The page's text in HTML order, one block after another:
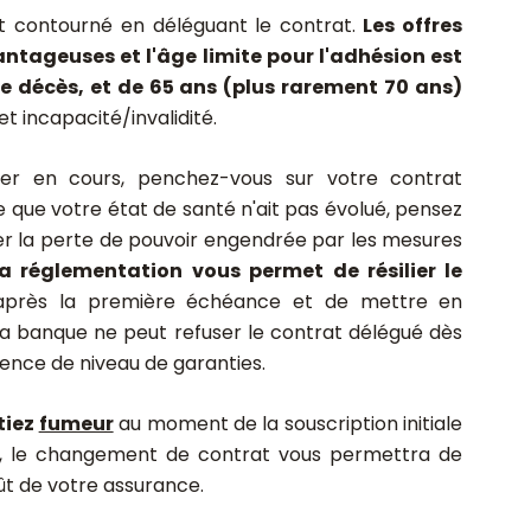
contourné en déléguant le contrat. Les offres
et l'âge limite pour l'adhésion est
décès, et de 65 ans (plus rarement 70 ans)
incapacité/invalidité.
en cours, penchez-vous sur votre contrat
que votre état de santé n'ait pas évolué, pensez
perte de pouvoir engendrée par les mesures
réglementation vous permet de résilier le
la première échéance et de mettre en
banque ne peut refuser le contrat délégué dès
de niveau de garanties.
fumeurau moment de la souscription initiale
le changement de contrat vous permettra de
de votre assurance.